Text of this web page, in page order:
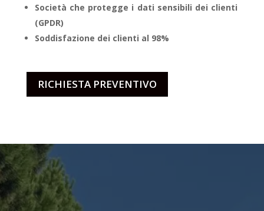
Società che protegge i dati sensibili dei clienti
(GPDR)
Soddisfazione dei clienti al 98%
RICHIESTA PREVENTIVO